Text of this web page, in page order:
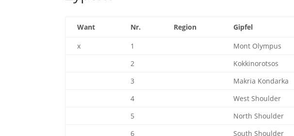
Want Nr. Region Gipfel
x 1 Mont Olympus
2
Kokkinorotsos
3
Makria Kondarka
4
West Shoulder
5
North Shoulder
6
South Shoulder